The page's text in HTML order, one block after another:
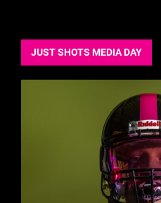
JUST SHOTS MEDIA DAY